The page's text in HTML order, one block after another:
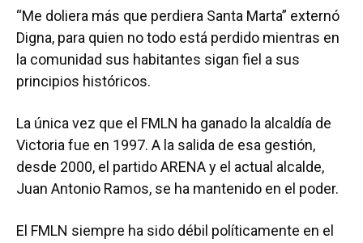
“Me doliera más que perdiera Santa Marta” externó
Digna, para quien no todo está perdido mientras en
la comunidad sus habitantes sigan fiel a sus
principios históricos.
La única vez que el FMLN ha ganado la alcaldía de
Victoria fue en 1997. A la salida de esa gestión,
desde 2000, el partido ARENA y el actual alcalde,
Juan Antonio Ramos, se ha mantenido en el poder.
El FMLN siempre ha sido débil políticamente en el